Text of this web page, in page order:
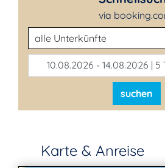
via
Unterkunftsart
10.08.2026 - 14.08.2026 | 5
suchen
Karte & Anreise